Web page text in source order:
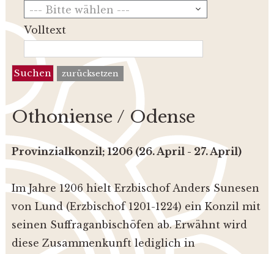
--- Bitte wählen ---
Volltext
zurücksetzen
Othoniense / Odense
Provinzialkonzil; 1206 (26. April - 27. April)
Im Jahre 1206 hielt Erzbischof Anders Sunesen
von Lund (Erzbischof 1201-1224) ein Konzil mit
seinen Suffraganbischöfen ab. Erwähnt wird
diese Zusammenkunft lediglich in